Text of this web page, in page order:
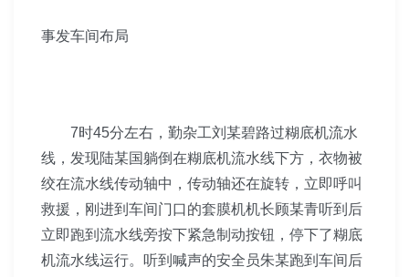
事发车间布局
7时45分左右，勤杂工刘某碧路过糊底机流水
线，发现陆某国躺倒在糊底机流水线下方，衣物被
绞在流水线传动轴中，传动轴还在旋转，立即呼叫
救援， 刚进到车间门口的套膜机机长顾某青听到后
立即跑到流水线旁按下紧急制动按钮，停下了糊底
机流水线运行。听到喊声的安全员朱某跑到车间后